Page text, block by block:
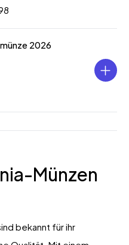
2026
Münzen
bekannt für ihr